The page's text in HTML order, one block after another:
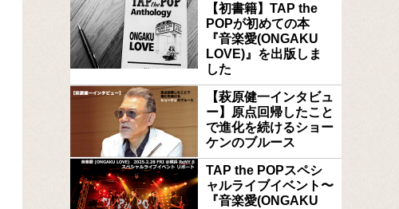
【初書籍】TAP the
POPが初めての本
『音楽愛(ONGAKU
LOVE)』を出版しま
した
【萩原健一インタビュ
ー】原点回帰したこと
で進化を続けるショー
ケンのブルース
TAP the POPスペシ
ャルライブイベント〜
『音楽愛(ONGAKU